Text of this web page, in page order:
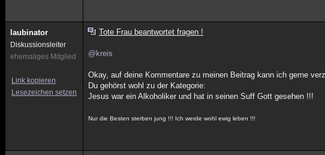
laubinator
Diskussionsleiter
ehemaliges Mitglied
Link kopieren
Lesezeichen setzen
Tote Frau beantwortet fragen !
@kreis
Okay, auf deine Kommentare zu meinen Beitrag kann ich gerne
Du gehörst wohl zu der Kategorie:
Jesus war ein Alkoholiker und hat in seinen Suff Gott gesehen !!!
Nur die Besten sterben jung !!! Ich werde wohl ewig leben !!!